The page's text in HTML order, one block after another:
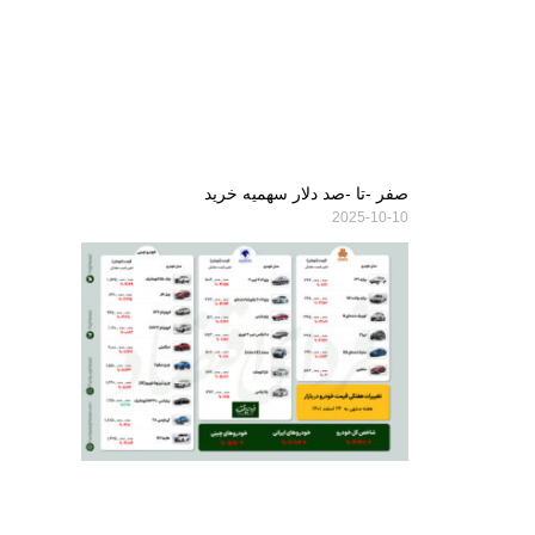
صفر -تا -صد دلار سهمیه خرید
2025-10-10